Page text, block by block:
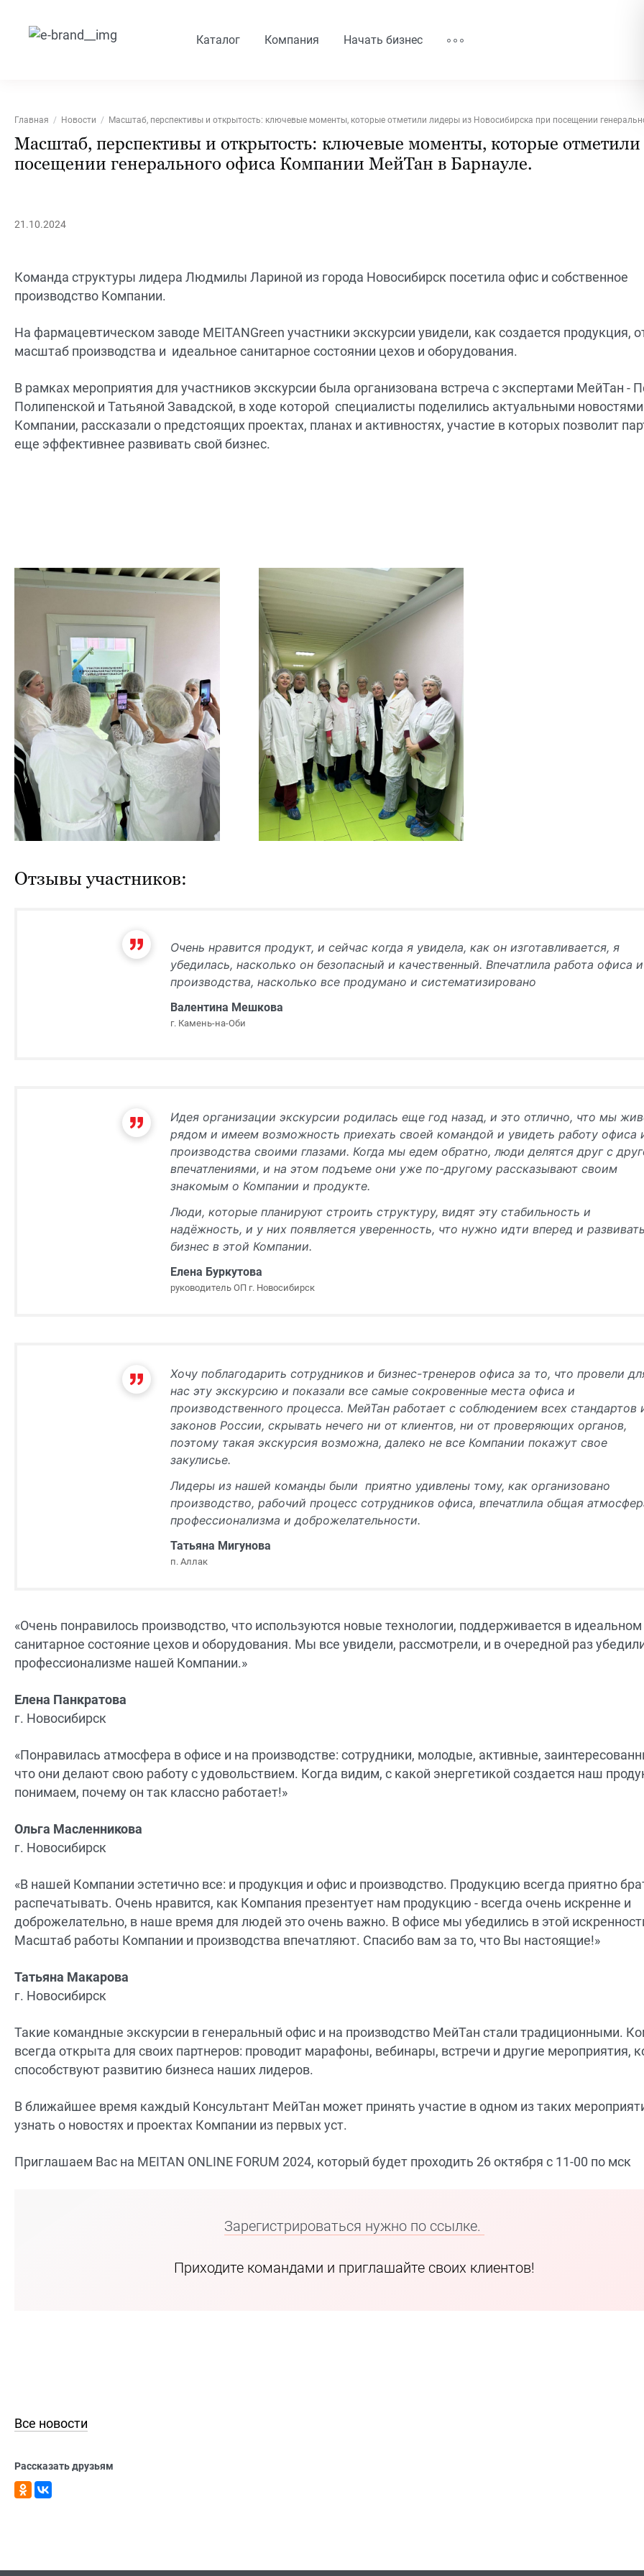
Каталог Компания Начать бизнес
Главная Новости Масштаб, перспективы и открытость: ключевые моменты, которые отметили лидеры из Новосибирска при посещении
Масштаб, перспективы и открытость: ключевые моменты, которые
посещении генерального офиса Компании МейТан в Барнауле.
21.10.2024
Команда структуры лидера Людмилы Лариной из города Новосибирск посетила офис и собственное
производство Компании.
На фармацевтическом заводе MEITANGreen участники экскурсии увидели, как создается продукция,
масштаб производства и идеальное санитарное состоянии цехов и оборудования.
В рамках мероприятия для участников экскурсии была организована встреча с экспертами МейТан -
Полипенской и Татьяной Завадской, в ходе которой специалисты поделились актуальными новостями
Компании, рассказали о предстоящих проектах, планах и активностях, участие в которых позволит
еще эффективнее развивать свой бизнес.
Отзывы участников:
Очень нравится продукт, и сейчас когда я увидела, как он изготавливается, я
убедилась, насколько он безопасный и качественный. Впечатлила работа офиса и
производства, насколько все продумано и систематизировано
Валентина Мешкова
г. Камень-на-Оби
Идея организации экскурсии родилась еще год назад, и это отлично, что мы
рядом и имеем возможность приехать своей командой и увидеть работу офиса
производства своими глазами. Когда мы едем обратно, люди делятся друг с
впечатлениями, и на этом подъеме они уже по-другому рассказывают своим
знакомым о Компании и продукте.
Люди, которые планируют строить структуру, видят эту стабильность и
надёжность, и у них появляется уверенность, что нужно идти вперед и развивать
бизнес в этой Компании.
Елена Буркутова
руководитель ОП г. Новосибирск
Хочу поблагодарить сотрудников и бизнес-тренеров офиса за то, что провели
нас эту экскурсию и показали все самые сокровенные места офиса и
производственного процесса. МейТан работает с соблюдением всех стандартов
законов России, скрывать нечего ни от клиентов, ни от проверяющих органов,
поэтому такая экскурсия возможна, далеко не все Компании покажут свое
закулисье.
Лидеры из нашей команды были приятно удивлены тому, как организовано
производство, рабочий процесс сотрудников офиса, впечатлила общая
профессионализма и доброжелательности.
Татьяна Мигунова
п. Аллак
«Очень понравилось производство, что используются новые технологии, поддерживается в
санитарное состояние цехов и оборудования. Мы все увидели, рассмотрели, и в очередной раз
профессионализме нашей Компании.»
Елена Панкратова
г. Новосибирск
«Понравилась атмосфера в офисе и на производстве: сотрудники, молодые, активные,
что они делают свою работу с удовольствием. Когда видим, с какой энергетикой создается наш
понимаем, почему он так классно работает!»
Ольга Масленникова
г. Новосибирск
«В нашей Компании эстетично все: и продукция и офис и производство. Продукцию всегда приятно
распечатывать. Очень нравится, как Компания презентует нам продукцию - всегда очень искренне и
доброжелательно, в наше время для людей это очень важно. В офисе мы убедились в этой
Масштаб работы Компании и производства впечатляют. Спасибо вам за то, что Вы настоящие!»
Татьяна Макарова
г. Новосибирск
Такие командные экскурсии в генеральный офис и на производство МейТан стали традиционными.
всегда открыта для своих партнеров: проводит марафоны, вебинары, встречи и другие мероприятия,
способствуют развитию бизнеса наших лидеров.
В ближайшее время каждый Консультант МейТан может принять участие в одном из таких
узнать о новостях и проектах Компании из первых уст.
Приглашаем Вас на MEITAN ONLINE FORUM 2024, который будет проходить 26 октября с 11-00 по мск
Зарегистрироваться нужно по ссылке.
Приходите командами и приглашайте своих клиентов!
Все новости
Рассказать друзьям